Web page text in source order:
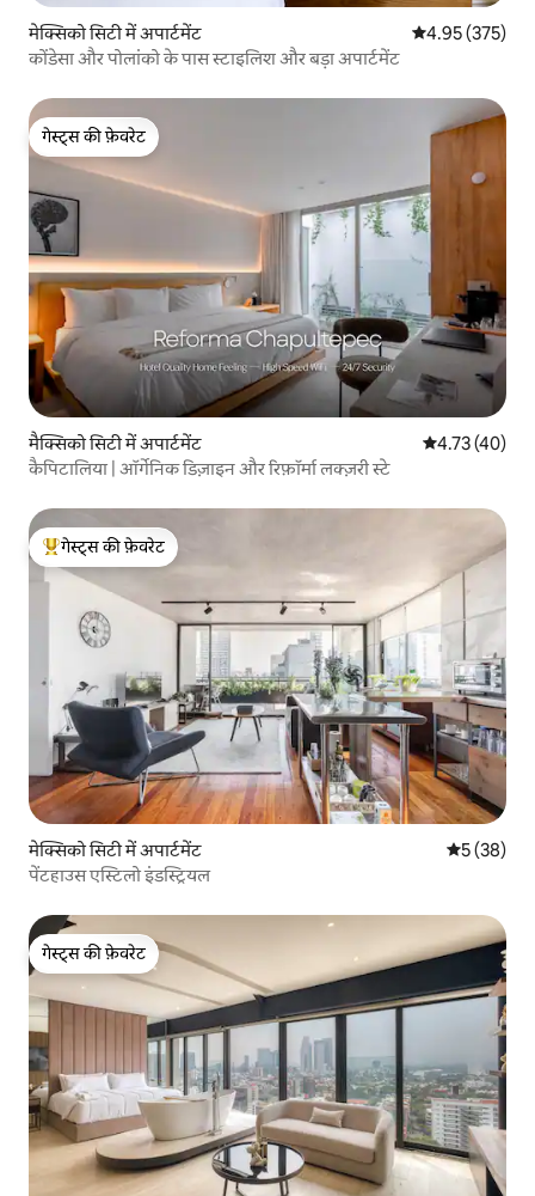
मेक्सिको सिटी में अपार्टमेंट औसत रेटिंग 5 में से
4.95 (375)
कोंडेसा और पोलांको के पास स्टाइलिश और बड़ा अपार्टमेंट
गेस्ट्स की फ़ेवरेट
गेस्ट्स की फ़ेवरेट
मैक्सिको सिटी में अपार्टमेंट औसत रेटिंग 5 में
4.73 (40)
कैपिटालिया | ऑर्गेनिक डिज़ाइन और रिफ़ॉर्मा लक्ज़री स्टे
गेस्ट्स का टॉप फ़ेवरेट
गेस्ट्स की फ़ेवरेट
मेक्सिको सिटी में अपार्टमेंट औसत रेटिंग
5 (38)
पेंटहाउस एस्टिलो इंडस्ट्रियल
गेस्ट्स की फ़ेवरेट
गेस्ट्स की फ़ेवरेट